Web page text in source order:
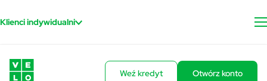
Klienci indywidualni
Weź kredyt Otwórz konto